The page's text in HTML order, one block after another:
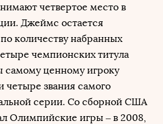
четвертое место в
Джеймс остается
количеству набранных
чемпионских титула
самому ценному игроку
четыре звания самого
серии. Со сборной США
Олимпийские игры – в 2008,